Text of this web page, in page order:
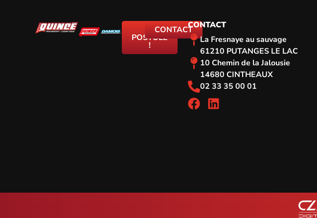
JE
POSTULE
!
CONTACTCONTACT
La Fresnaye au sauvage
61210 PUTANGES LE LAC
10 Chemin de la Jalousie
14680 CINTHEAUX
02 33 35 00 01